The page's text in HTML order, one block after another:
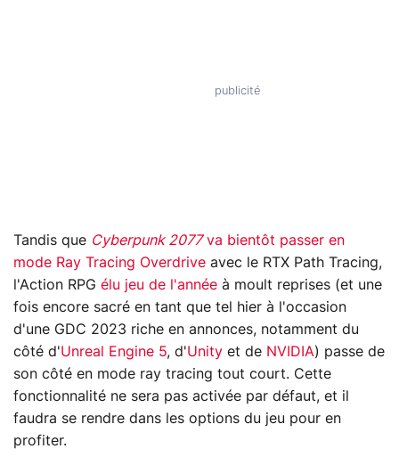
Tandis que Cyberpunk 2077va bientôt passer en
mode Ray Tracing Overdrive avec le RTX Path Tracing,
l'Action RPG élu jeu de l'année à moult reprises (et une
fois encore sacré en tant que tel hier à l'occasion
d'une GDC 2023 riche en annonces, notamment du
côté d'Unreal Engine 5, d'Unity et de NVIDIA) passe de
son côté en mode ray tracing tout court. Cette
fonctionnalité ne sera pas activée par défaut, et il
faudra se rendre dans les options du jeu pour en
profiter.